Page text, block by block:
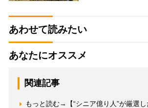
あわせて読みたい
あなたにオススメ
関連記事
もっと読む→【“シニア億り人”が厳選